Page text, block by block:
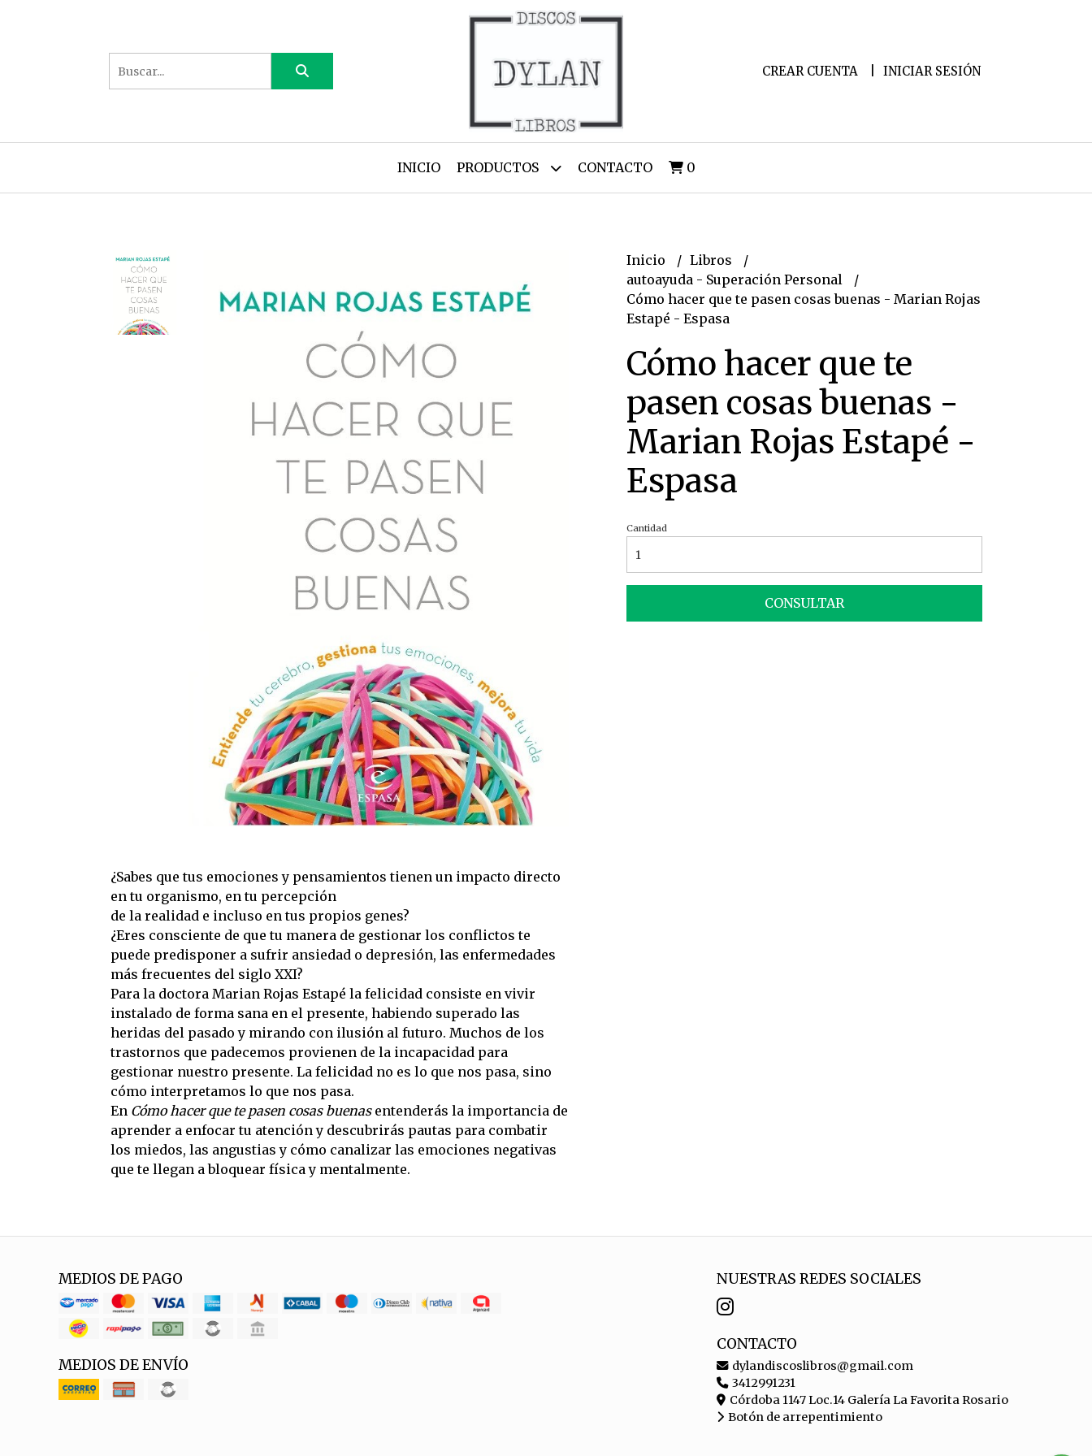
CREAR CUENTA INICIAR SESIÓN
INICIO PRODUCTOS CONTACTO 0
¿Sabes que tus emociones y pensamientos tienen un impacto directo
en tu organismo, en tu percepción
de la realidad e incluso en tus propios genes?
¿Eres consciente de que tu manera de gestionar los conflictos te
puede predisponer a sufrir ansiedad o depresión, las enfermedades
más frecuentes del siglo XXI?
Para la doctora Marian Rojas Estapé la felicidad consiste en vivir
instalado de forma sana en el presente, habiendo superado las
heridas del pasado y mirando con ilusión al futuro. Muchos de los
trastornos que padecemos provienen de la incapacidad para
gestionar nuestro presente. La felicidad no es lo que nos pasa, sino
cómo interpretamos lo que nos pasa.
En Cómo hacer que te pasen cosas buenasentenderás la importancia de
aprender a enfocar tu atención y descubrirás pautas para combatir
los miedos, las angustias y cómo canalizar las emociones negativas
que te llegan a bloquear física y mentalmente.
Inicio
Libros
autoayuda - Superación Personal
Cómo hacer que te pasen cosas buenas - Marian Rojas
Estapé - Espasa
Cómo hacer que te
pasen cosas buenas -
Marian Rojas Estapé -
Espasa
Cantidad
CONSULTAR
MEDIOS DE PAGO
MEDIOS DE ENVÍO
NUESTRAS REDES SOCIALES
CONTACTO
dylandiscoslibros@gmail.com
3412991231
Córdoba 1147 Loc.14 Galería La Favorita Rosario
Botón de arrepentimiento